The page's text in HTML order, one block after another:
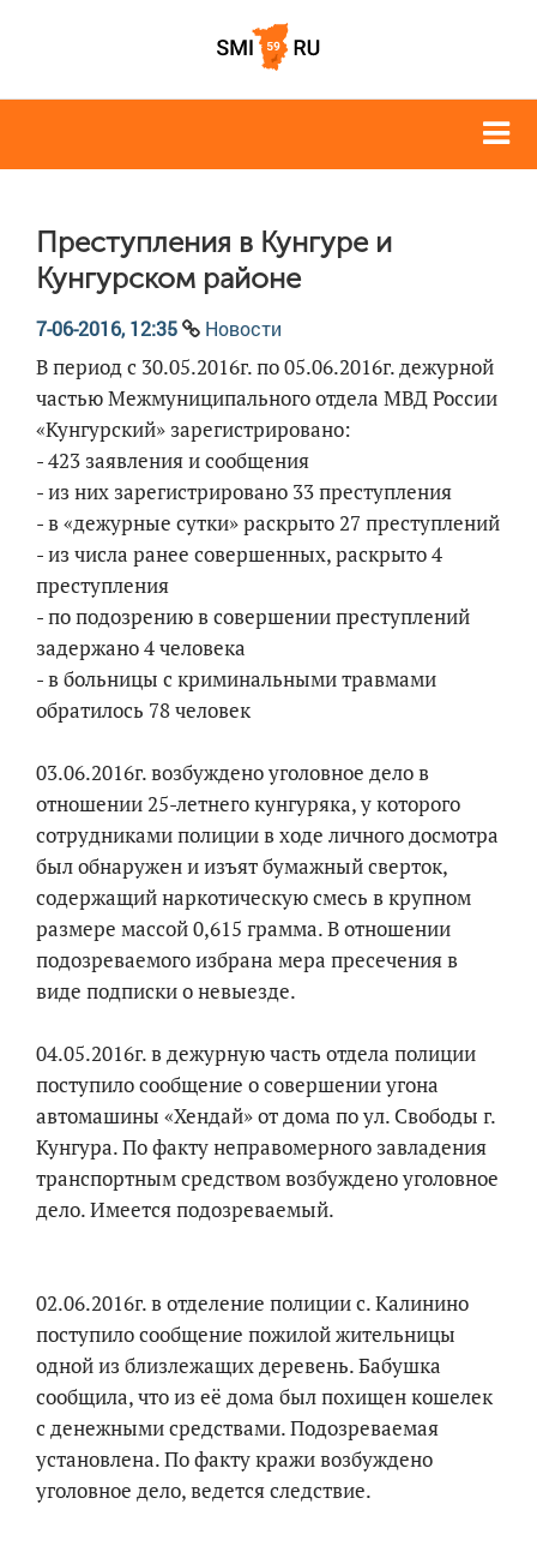
Преступления в Кунгуре и
Кунгурском районе
7-06-2016, 12:35 Новости
В период с 30.05.2016г. по 05.06.2016г. дежурной
частью Межмуниципального отдела МВД России
«Кунгурский» зарегистрировано:
- 423 заявления и сообщения
- из них зарегистрировано 33 преступления
- в «дежурные сутки» раскрыто 27 преступлений
- из числа ранее совершенных, раскрыто 4
преступления
- по подозрению в совершении преступлений
задержано 4 человека
- в больницы с криминальными травмами
обратилось 78 человек
03.06.2016г. возбуждено уголовное дело в
отношении 25-летнего кунгуряка, у которого
сотрудниками полиции в ходе личного досмотра
был обнаружен и изъят бумажный сверток,
содержащий наркотическую смесь в крупном
размере массой 0,615 грамма. В отношении
подозреваемого избрана мера пресечения в
виде подписки о невыезде.
04.05.2016г. в дежурную часть отдела полиции
поступило сообщение о совершении угона
автомашины «Хендай» от дома по ул. Свободы г.
Кунгура. По факту неправомерного завладения
транспортным средством возбуждено уголовное
дело. Имеется подозреваемый.
02.06.2016г. в отделение полиции с. Калинино
поступило сообщение пожилой жительницы
одной из близлежащих деревень. Бабушка
сообщила, что из её дома был похищен кошелек
с денежными средствами. Подозреваемая
установлена. По факту кражи возбуждено
уголовное дело, ведется следствие.